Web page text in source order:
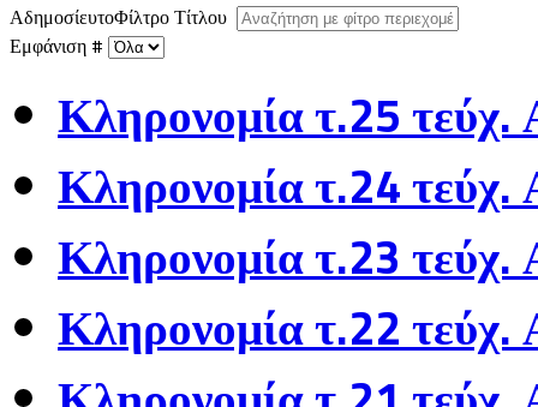
ΑδημοσίευτοΦίλτρο Τίτλου
Εμφάνιση #
Κληρονομία τ.25 τεύχ.
Κληρονομία τ.24 τεύχ.
Κληρονομία τ.23 τεύχ.
Κληρονομία τ.22 τεύχ.